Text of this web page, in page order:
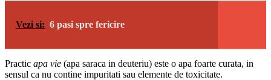
Vezi si: 6 pasi spre fericire
Practic apa vie (apa saraca in deuteriu) este o apa foarte curata, in
sensul ca nu contine impuritati sau elemente de toxicitate.